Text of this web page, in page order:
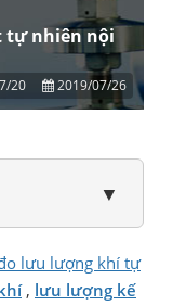
tự nhiên nội
20 2019/07/26
▼
lưu lượng khí tự
, lưu lượng kế